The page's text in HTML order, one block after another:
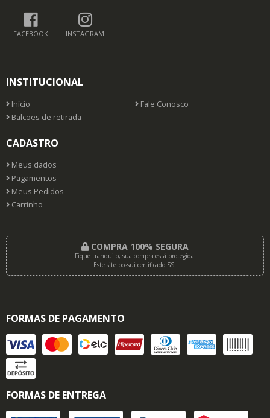
FACEBOOK INSTAGRAM
INSTITUCIONAL
Início
Fale Conosco
Balcões de retirada
CADASTRO
Meus dados
Pagamentos
Meus Pedidos
Carrinho
COMPRA 100% SEGURA
Fique tranquilo, sua compra está protegida!
Este site possui certificado SSL
FORMAS DE PAGAMENTO
FORMAS DE ENTREGA